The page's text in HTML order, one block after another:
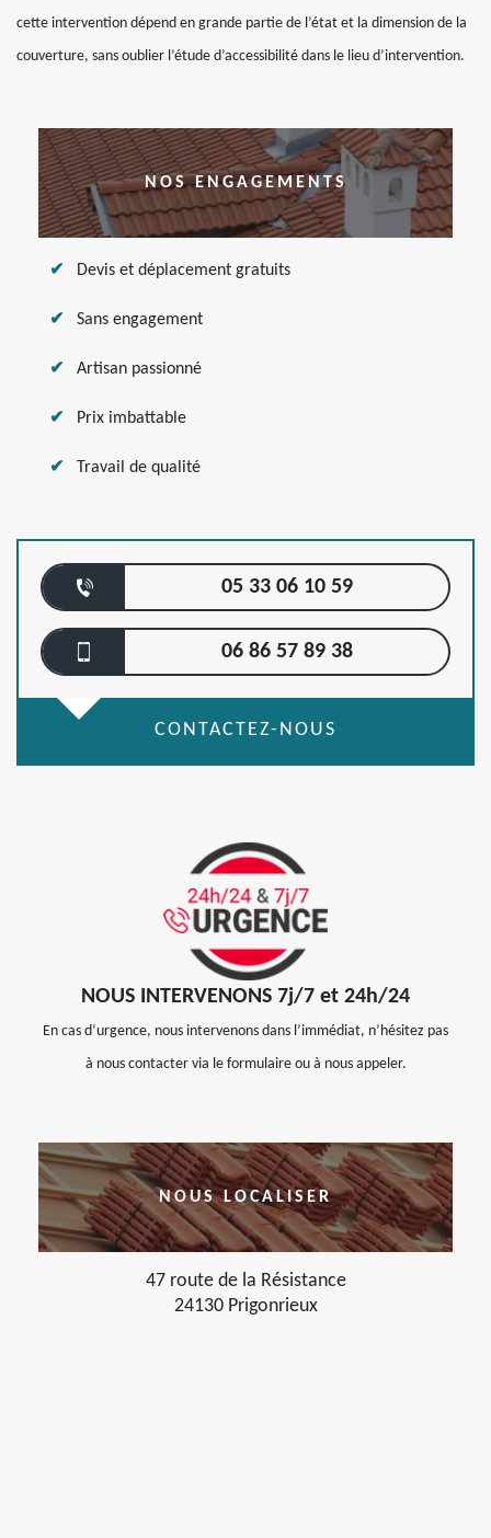
cette intervention dépend en grande partie de l’état et la dimension de la
couverture, sans oublier l’étude d’accessibilité dans le lieu d’intervention.
NOS ENGAGEMENTS
Devis et déplacement gratuits
Sans engagement
Artisan passionné
Prix imbattable
Travail de qualité
05 33 06 10 59
06 86 57 89 38
CONTACTEZ-NOUS
NOUS INTERVENONS 7j/7 et 24h/24
En cas d’urgence, nous intervenons dans l’immédiat, n’hésitez pas
à nous contacter via le formulaire ou à nous appeler.
NOUS LOCALISER
47 route de la Résistance
24130 Prigonrieux